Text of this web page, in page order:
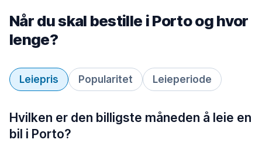
Når du skal bestille i Porto og hvor
lenge?
Leiepris Popularitet Leieperiode
Hvilken er den billigste måneden å leie en
bil i Porto?